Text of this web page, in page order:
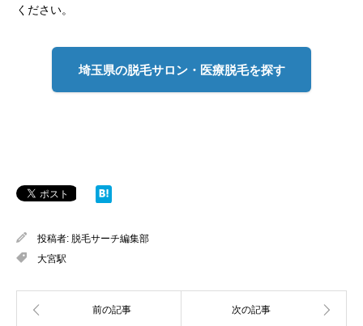
ください。
埼玉県の脱毛サロン・医療脱毛を探す
投稿者: 脱毛サーチ編集部
大宮駅